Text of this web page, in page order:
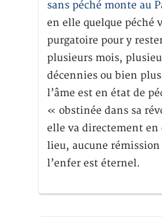
sans péché monte au
en elle quelque péché
purgatoire pour y
plusieurs mois,
décennies ou bien
l’âme est en état de
« obstinée dans sa
elle va directement en
lieu, aucune rémission
l’enfer est éternel.